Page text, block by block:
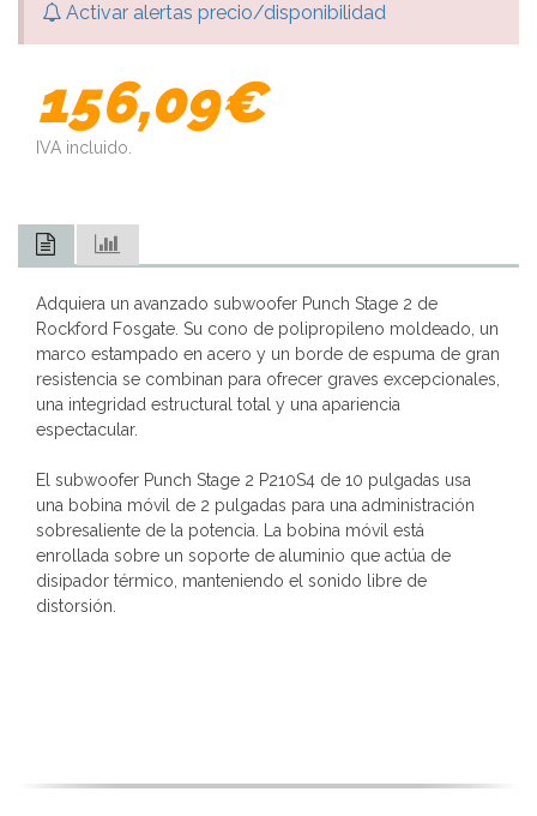
Activar alertas precio/disponibilidad
156,09€
IVA incluido.
Adquiera un avanzado subwoofer Punch Stage 2 de
Rockford Fosgate. Su cono de polipropileno moldeado, un
marco estampado en acero y un borde de espuma de gran
resistencia se combinan para ofrecer graves excepcionales,
una integridad estructural total y una apariencia
espectacular.
El subwoofer Punch Stage 2 P210S4 de 10 pulgadas usa
una bobina móvil de 2 pulgadas para una administración
sobresaliente de la potencia. La bobina móvil está
enrollada sobre un soporte de aluminio que actúa de
disipador térmico, manteniendo el sonido libre de
distorsión.